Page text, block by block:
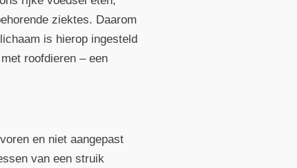
ziektes. Daarom
is hierop ingesteld
roofdieren – een
en niet aangepast
van een struik